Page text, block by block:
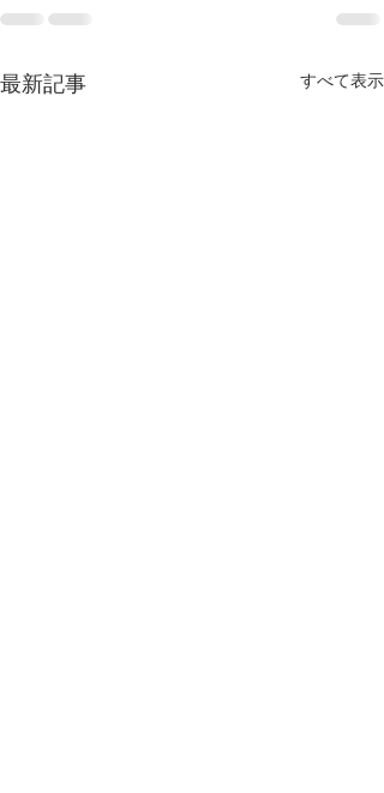
最新記事 すべて表示